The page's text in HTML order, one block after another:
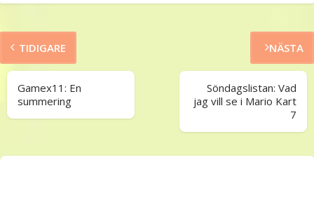
TIDIGARE
Gamex11: En
summering
NÄSTA
Söndagslistan: Vad
jag vill se i Mario Kart
7